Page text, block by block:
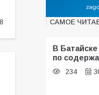
САМОЕ
В
по
234